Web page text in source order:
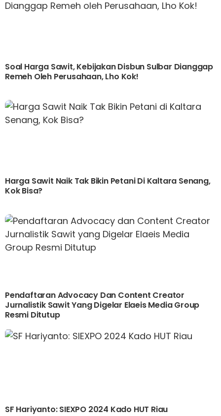
Soal Harga Sawit, Kebijakan Disbun Sulbar Dianggap
Remeh Oleh Perusahaan, Lho Kok!
Harga Sawit Naik Tak Bikin Petani Di Kaltara Senang,
Kok Bisa?
Pendaftaran Advocacy Dan Content Creator
Jurnalistik Sawit Yang Digelar Elaeis Media Group
Resmi Ditutup
SF Hariyanto: SIEXPO 2024 Kado HUT Riau